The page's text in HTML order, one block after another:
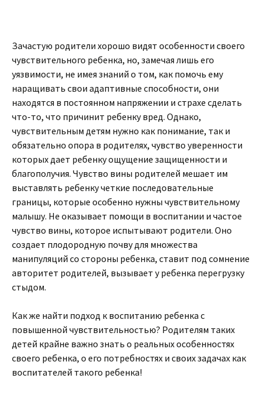
Зачастую родители хорошо видят особенности своего
чувствительного ребенка, но, замечая лишь его
уязвимости, не имея знаний о том, как помочь ему
наращивать свои адаптивные способности, они
находятся в постоянном напряжении и страхе сделать
что-то, что причинит ребенку вред. Однако,
чувствительным детям нужно как понимание, так и
обязательно опора в родителях, чувство уверенности
которых дает ребенку ощущение защищенности и
благополучия. Чувство вины родителей мешает им
выставлять ребенку четкие последовательные
границы, которые особенно нужны чувствительному
малышу. Не оказывает помощи в воспитании и частое
чувство вины, которое испытывают родители. Оно
создает плодородную почву для множества
манипуляций со стороны ребенка, ставит под сомнение
авторитет родителей, вызывает у ребенка перегрузку
стыдом.
Как же найти подход к воспитанию ребенка с
повышенной чувствительностью? Родителям таких
детей крайне важно знать о реальных особенностях
своего ребенка, о его потребностях и своих задачах как
воспитателей такого ребенка!